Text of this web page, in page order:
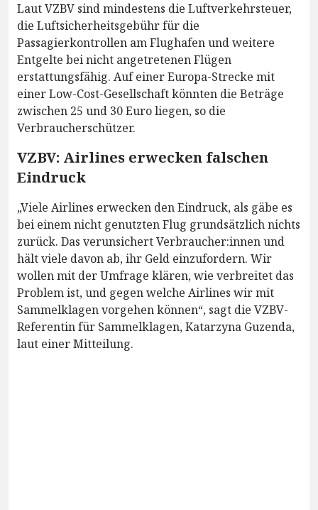
Laut VZBV sind mindestens die Luftverkehrsteuer,
die Luftsicherheitsgebühr für die
Passagierkontrollen am Flughafen und weitere
Entgelte bei nicht angetretenen Flügen
erstattungsfähig. Auf einer Europa-Strecke mit
einer Low-Cost-Gesellschaft könnten die Beträge
zwischen 25 und 30 Euro liegen, so die
Verbraucherschützer.
VZBV: Airlines erwecken falschen
Eindruck
„Viele Airlines erwecken den Eindruck, als gäbe es
bei einem nicht genutzten Flug grundsätzlich nichts
zurück. Das verunsichert Verbraucher:innen und
hält viele davon ab, ihr Geld einzufordern. Wir
wollen mit der Umfrage klären, wie verbreitet das
Problem ist, und gegen welche Airlines wir mit
Sammelklagen vorgehen können“, sagt die VZBV-
Referentin für Sammelklagen, Katarzyna Guzenda,
laut einer Mitteilung.